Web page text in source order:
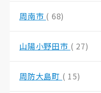
周南市 ( 68)
山陽小野田市 ( 27)
周防大島町 ( 15)